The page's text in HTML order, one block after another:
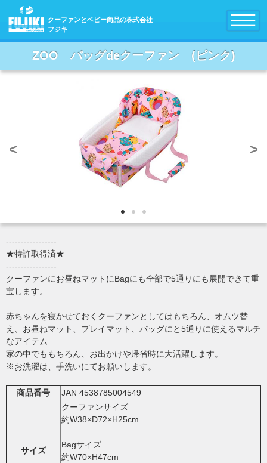
クーファンとベビー商品の株式会社
フジキ
ZOO バッグdeクーファン (ピンク)
< >
-----------------
★特許取得済★
-----------------
クーファンにお昼ねマットにBagにも全部で5通りにも展開できて重
宝します。
赤ちゃんを寝かせておくクーファンとしてはもちろん、オムツ替
え、お昼ねマット、プレイマット、バッグにと5通りに使えるマルチ
なアイテム
家の中でももちろん、お出かけや帰省時に大活躍します。
※お洗濯は、手洗いにてお願いします。
商品番号 JAN 4538785004549
サイズ
クーファンサイズ
約W38×D72×H25cm
Bagサイズ
約W70×H47cm